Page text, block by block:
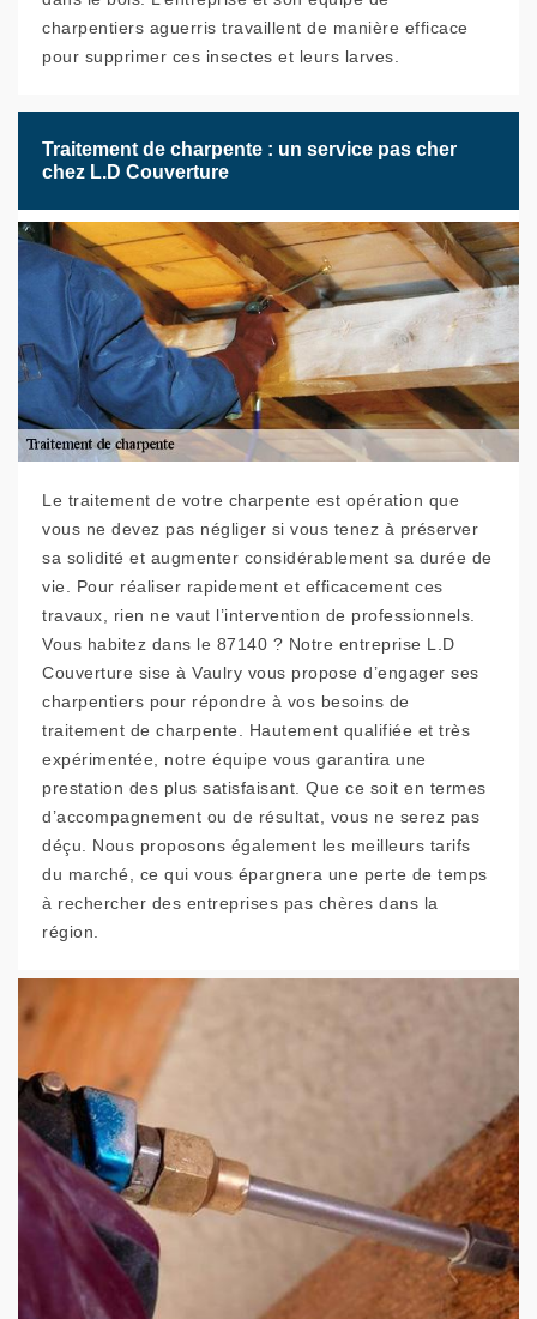
charpentiers aguerris travaillent de manière efficace
pour supprimer ces insectes et leurs larves.
Traitement de charpente : un service pas cher
chez L.D Couverture
Le traitement de votre charpente est opération que
vous ne devez pas négliger si vous tenez à préserver
sa solidité et augmenter considérablement sa durée de
vie. Pour réaliser rapidement et efficacement ces
travaux, rien ne vaut l’intervention de professionnels.
Vous habitez dans le 87140 ? Notre entreprise L.D
Couverture sise à Vaulry vous propose d’engager ses
charpentiers pour répondre à vos besoins de
traitement de charpente. Hautement qualifiée et très
expérimentée, notre équipe vous garantira une
prestation des plus satisfaisant. Que ce soit en termes
d’accompagnement ou de résultat, vous ne serez pas
déçu. Nous proposons également les meilleurs tarifs
du marché, ce qui vous épargnera une perte de temps
à rechercher des entreprises pas chères dans la
région.